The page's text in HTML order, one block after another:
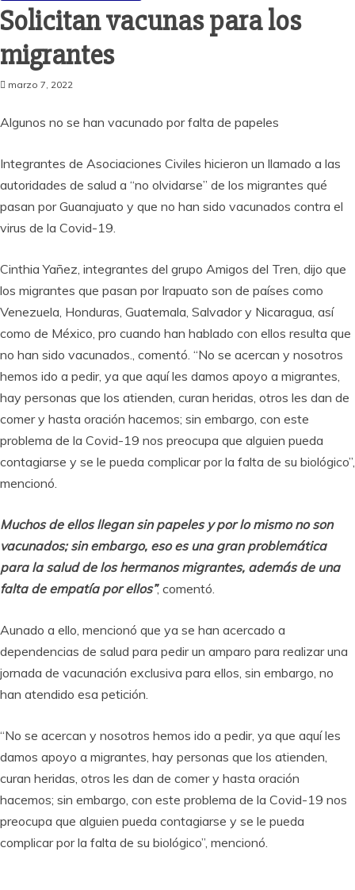
Solicitan vacunas para los
migrantes
marzo 7, 2022
Algunos no se han vacunado por falta de papeles
Integrantes de Asociaciones Civiles hicieron un llamado a las
autoridades de salud a “no olvidarse” de los migrantes qué
pasan por Guanajuato y que no han sido vacunados contra el
virus de la Covid-19.
Cinthia Yañez, integrantes del grupo Amigos del Tren, dijo que
los migrantes que pasan por Irapuato son de países como
Venezuela, Honduras, Guatemala, Salvador y Nicaragua, así
como de México, pro cuando han hablado con ellos resulta que
no han sido vacunados., comentó. “No se acercan y nosotros
hemos ido a pedir, ya que aquí les damos apoyo a migrantes,
hay personas que los atienden, curan heridas, otros les dan de
comer y hasta oración hacemos; sin embargo, con este
problema de la Covid-19 nos preocupa que alguien pueda
contagiarse y se le pueda complicar por la falta de su biológico”,
mencionó.
Muchos de ellos llegan sin papeles y por lo mismo no son
vacunados; sin embargo, eso es una gran problemática
para la salud de los hermanos migrantes, además de una
falta de empatía por ellos”, comentó.
Aunado a ello, mencionó que ya se han acercado a
dependencias de salud para pedir un amparo para realizar una
jornada de vacunación exclusiva para ellos, sin embargo, no
han atendido esa petición.
“No se acercan y nosotros hemos ido a pedir, ya que aquí les
damos apoyo a migrantes, hay personas que los atienden,
curan heridas, otros les dan de comer y hasta oración
hacemos; sin embargo, con este problema de la Covid-19 nos
preocupa que alguien pueda contagiarse y se le pueda
complicar por la falta de su biológico”, mencionó.